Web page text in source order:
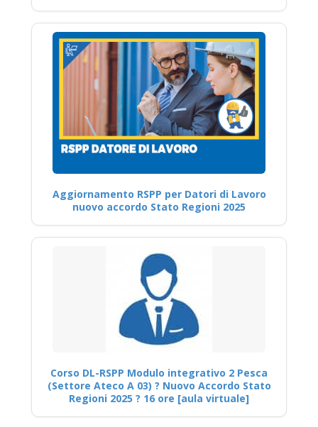
Aggiornamento RSPP per Datori di Lavoro
nuovo accordo Stato Regioni 2025
Corso DL-RSPP Modulo integrativo 2 Pesca
(Settore Ateco A 03) ? Nuovo Accordo Stato
Regioni 2025 ? 16 ore [aula virtuale]